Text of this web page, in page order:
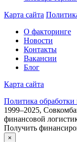
Карта сайта
О факторинге
Новости
Контакты
Вакансии
Блог
Карта сайта
Политика
1999–2025,
финансовой
Получить
×